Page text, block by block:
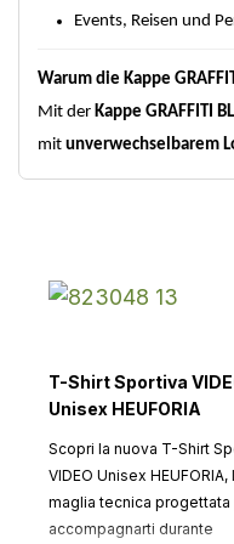
Events, Reisen und
Warum die Kappe
Mit der Kappe GRAFFITI
mit unverwechselbarem
T-Shirt Sportiva
Unisex HEUFORIA
Scopri la nuova T-Shirt
VIDEO Unisex HEUFORIA,
maglia tecnica progettata
accompagnarti durante